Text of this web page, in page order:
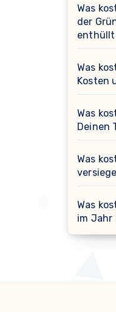
Was
der
Was
Kosten
Was
Deinen
Was
Was
im Jahr